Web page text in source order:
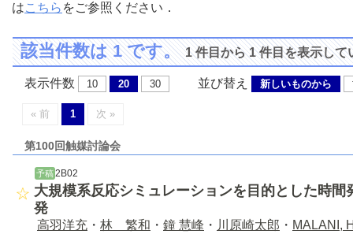
はこちら をご参照ください．
該当件数は 1 です。1 件目から 1 件目を表示して
表示件数 10 20 30 並び替え 新しいものから
« 前 1 次 »
第100回触媒討論会
予稿 2B02
大規模系反応シミュレーションを目的とした時
発
高羽洋充 ・ 林 繁和 ・ 鐘 慧峰 ・ 川原崎太郎 ・ MALANI,